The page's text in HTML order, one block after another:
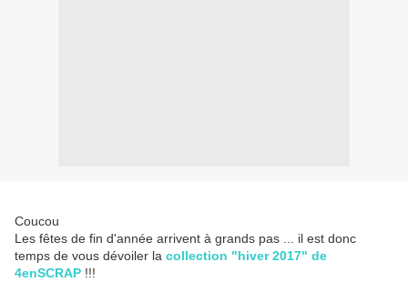
Coucou
Les fêtes de fin d'année arrivent à grands pas ... il est donc
temps de vous dévoiler la collection "hiver 2017" de
4enSCRAP !!!